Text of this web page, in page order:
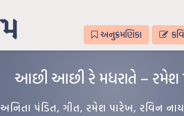
અનુક્રમણિકા
આછી આછી રે મધરાતે – રમેશ
અનિતા પંડિત, ગીત, રમેશ પારેખ, રવિન